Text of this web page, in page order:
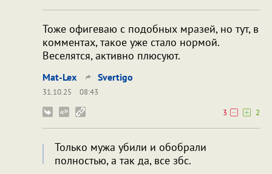
Тоже офигеваю с подобных мразей, но тут, в
комментах, такое уже стало нормой.
Веселятся, активно плюсуют.
Mat-Lex Svertigo
31.10.25
08:43
3
2
Только мужа убили и обобрали
полностью, а так да, все збс.